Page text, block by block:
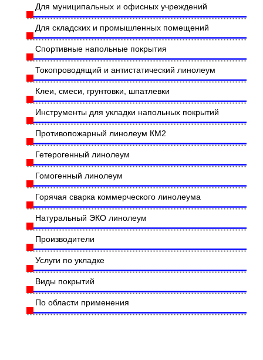
Для муниципальных и офисных учреждений
Для складских и промышленных помещений
Спортивные напольные покрытия
Токопроводящий и антистатический линолеум
Клеи, смеси, грунтовки, шпатлевки
Инструменты для укладки напольных покрытий
Противопожарный линолеум КМ2
Гетерогенный линолеум
Гомогенный линолеум
Горячая сварка коммерческого линолеума
Натуральный ЭКО линолеум
Производители
Услуги по укладке
Виды покрытий
По области применения